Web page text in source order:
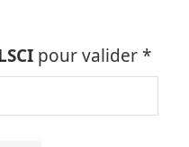
pour valider*